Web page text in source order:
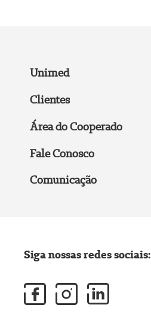
Unimed
Clientes
Área do Cooperado
Fale Conosco
Comunicação
Siga nossas redes sociais: